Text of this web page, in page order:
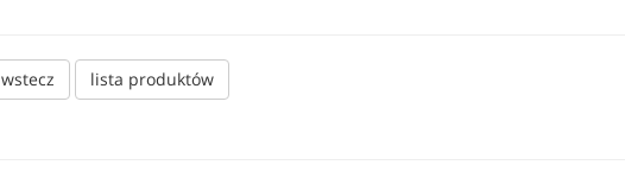
wstecz lista produktów